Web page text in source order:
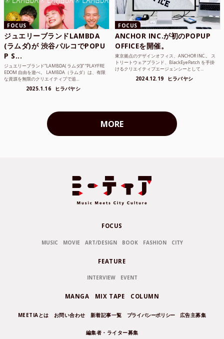
FOCUS
ジュエリーブランドLAMBDA
(ラムダ)が 渋谷パルコでPOPU
P S...
ジュエリーブランド“LAMBDA( ラムダ))” “PLAYFRE
EDOM 自由を遊べ。 LAMBDA（ラムダ）は、有限
な資源を無限のクリエイティブで追...
2025.1.16 ヒラバヤシ
FOCUS
ANCHOR INC.が初のPOPUP
OFFICEを開催。
東京拠点のデザインオフィス、ANCHOR INC.。 ス
トリートウェアブランド、BlackEyePatch を手掛
けるクリエイティブエージェンシーとして...
2024.12.19 ヒラバヤシ
MORE
FOCUS
MUSIC MOVIE ART/DESIGN BOOK FASHION CITY
FEATURE
INTERVIEW EVENT
MANGA MIX TAPE COLUMN
MEETIAとは お問い合わせ 新着記事一覧 プライバシーポリシー 広告主募集
編集者・ライター募集